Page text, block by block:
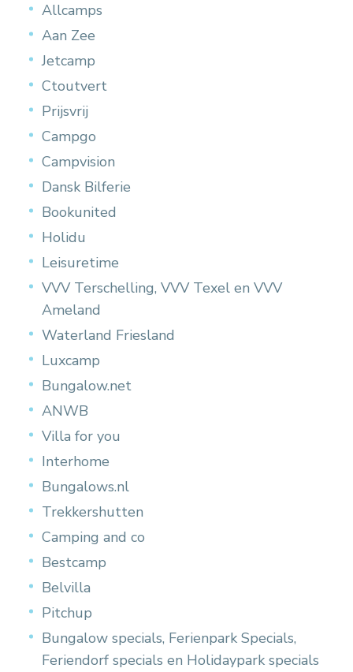
Allcamps
Aan Zee
Jetcamp
Ctoutvert
Prijsvrij
Campgo
Campvision
Dansk Bilferie
Bookunited
Holidu
Leisuretime
VVV Terschelling, VVV Texel en VVV
Ameland
Waterland Friesland
Luxcamp
Bungalow.net
ANWB
Villa for you
Interhome
Bungalows.nl
Trekkershutten
Camping and co
Bestcamp
Belvilla
Pitchup
Bungalow specials, Ferienpark Specials,
Feriendorf specials en Holidaypark specials